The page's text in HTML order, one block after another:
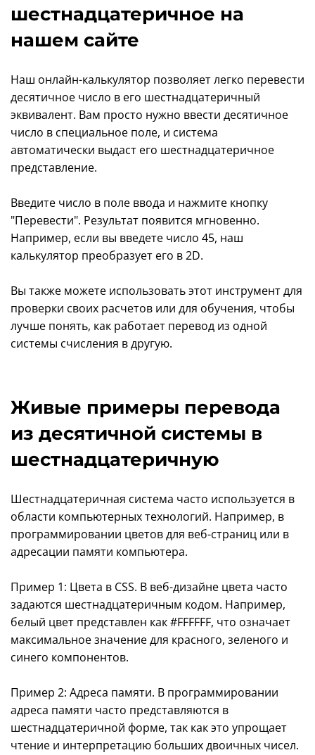
шестнадцатеричное на
нашем сайте
Наш онлайн-калькулятор позволяет легко перевести
десятичное число в его шестнадцатеричный
эквивалент. Вам просто нужно ввести десятичное
число в специальное поле, и система
автоматически выдаст его шестнадцатеричное
представление.
Введите число в поле ввода и нажмите кнопку
"Перевести". Результат появится мгновенно.
Например, если вы введете число 45, наш
калькулятор преобразует его в 2D.
Вы также можете использовать этот инструмент для
проверки своих расчетов или для обучения, чтобы
лучше понять, как работает перевод из одной
системы счисления в другую.
Живые примеры перевода
из десятичной системы в
шестнадцатеричную
Шестнадцатеричная система часто используется в
области компьютерных технологий. Например, в
программировании цветов для веб-страниц или в
адресации памяти компьютера.
Пример 1: Цвета в CSS. В веб-дизайне цвета часто
задаются шестнадцатеричным кодом. Например,
белый цвет представлен как #FFFFFF, что означает
максимальное значение для красного, зеленого и
синего компонентов.
Пример 2: Адреса памяти. В программировании
адреса памяти часто представляются в
шестнадцатеричной форме, так как это упрощает
чтение и интерпретацию больших двоичных чисел.